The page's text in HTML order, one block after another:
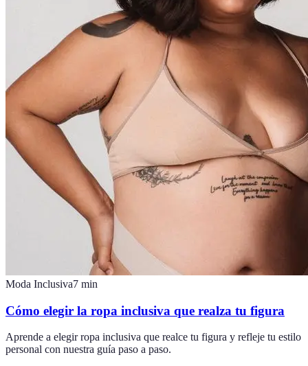
Moda Inclusiva7 min
Cómo elegir la ropa inclusiva que realza tu figura
Aprende a elegir ropa inclusiva que realce tu figura y refleje tu estilo
personal con nuestra guía paso a paso.